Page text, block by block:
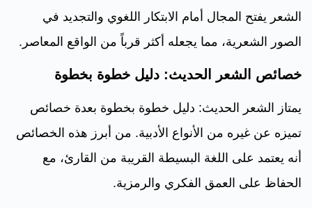
الشعر يفتح المجال أمام الابتكار اللغوي والتجديد في
الصور الشعرية، مما يجعله أكثر قرباً من الواقع المعاصر.
خصائص الشعر الحديث: دليل خطوة بخطوة
يمتاز الشعر الحديث: دليل خطوة بخطوة بعدة خصائص
تميزه عن غيره من الأنواع الأدبية. من أبرز هذه الخصائص
أنه يعتمد على اللغة البسيطة القريبة من القارئ، مع
الحفاظ على العمق الفكري والرمزية.